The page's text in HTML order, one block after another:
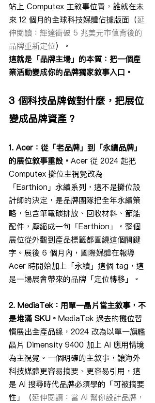
站上 Computex 主敘事位置，誰就在未
來 12 個月的全球科技媒體佔據版面（延
伸閱讀：輝達衝破 5 兆美元市值背後的
品牌重新定位）。
這就是「品牌主場」的本質：把一個產
業活動變成你的品牌獨家敘事入口。
3 個科技品牌做對什麼，把展位
變成品牌資產？
1. Acer：從「老品牌」到「永續品牌」
的展位敘事重設。 Acer 從 2024 起把
Computex 攤位主視覺改為
「Earthion」永續系列，這不是攤位設
計師的決定，是品牌團隊把全年永續策
略，包含筆電碳排放、回收材料、節能
配件，壓縮成一句「Earthion」。整個
展位從外觀到產品標籤都圍繞這個關鍵
字。展後 6 個月內，國際媒體在報導
Acer 時開始加上「永續」這個 tag，這
是一場展會帶來的品牌「定位轉移」。
2. MediaTek：用單一晶片當主敘事，不
是堆滿 SKU。 MediaTek 過去的攤位習
慣展出全產品線，2024 改為以單一旗艦
晶片 Dimensity 9400 加上 AI 應用情境
為主視覺。一個明確的主敘事，讓海外
科技媒體更容易摘要、更容易引用，這
是 AI 搜尋時代品牌必須學的「可被摘要
性」（延伸閱讀：當 AI 幫你設計品牌，